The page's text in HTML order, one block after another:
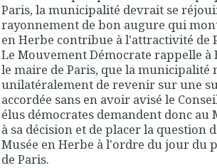
Paris, la municipalité devrait se
rayonnement de bon augure qui
en Herbe contribue à l'attractivité de
Le Mouvement Démocrate rappelle à
le maire de Paris, que la municipalité
unilatéralement de revenir sur une
accordée sans en avoir avisé le
élus démocrates demandent donc au
à sa décision et de placer la question
Musée en Herbe à l'ordre du jour du
de Paris.